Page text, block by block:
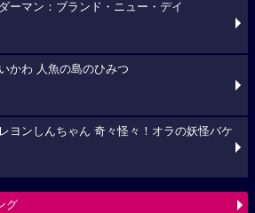
ーマン：ブランド・ニュー・デイ
かわ 人魚の島のひみつ
ヨンしんちゃん 奇々怪々！オラの妖怪バケ
グ